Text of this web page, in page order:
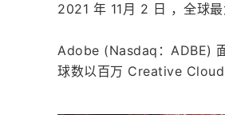
2021 年 11月 2 日 ，全球
Adobe (Nasdaq：ADBE)
球数以百万 Creative Cloud